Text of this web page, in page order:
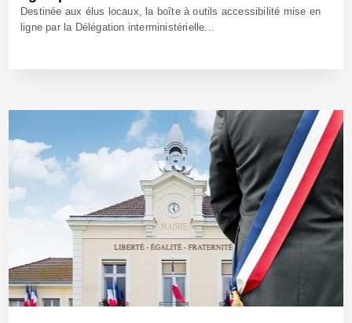
Destinée aux élus locaux, la boîte à outils accessibilité mise en
ligne par la Délégation interministérielle...
8 Oct 2025 - Réf: BW42804